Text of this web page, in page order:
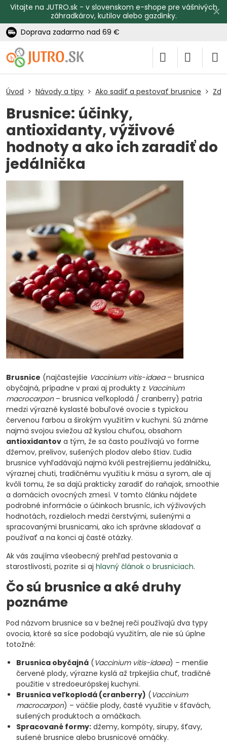
✕
Vitajte na JUTRO.sk - v slovenskom e-shope pre vášnivých
záhradkárov, kutilov alebo gazdinky.
Doprava zadarmo nad 69 €
Úvod Návody a tipy Ako sadiť a pestovať brusnice
Brusnice: účinky,
antioxidanty, výživové
hodnoty a ako ich zaradiť do
jedálnička
Brusnice (najčastejšie Vaccinium vitis-idaea– brusnica
obyčajná, prípadne v praxi aj produkty z Vaccinium
macrocarpon– brusnica veľkoplodá / cranberry) patria
medzi výrazné kyslasté bobuľové ovocie s typickou
červenou farbou a širokým využitím v kuchyni. Sú známe
najmä svojou sviežou až kyslou chuťou, obsahom
antioxidantov a tým, že sa často používajú vo forme
džemov, prelivov, sušených plodov alebo štiav. Ľudia
brusnice vyhľadávajú najmä kvôli pestrejšiemu jedálničku,
výraznej chuti, tradičnému využitiu k mäsu a syrom, ale aj
kvôli tomu, že sa dajú prakticky zaradiť do raňajok, smoothie
a domácich ovocných zmesí. V tomto článku nájdete
podrobné informácie o účinkoch brusníc, ich výživových
hodnotách, rozdieloch medzi čerstvými, sušenými a
spracovanými brusnicami, ako ich správne skladovať a
používať a na konci aj časté otázky.
Ak vás zaujíma všeobecný prehľad pestovania a
starostlivosti, pozrite si aj hlavný článok o brusniciach.
Čo sú brusnice a aké druhy
poznáme
Pod názvom brusnice sa v bežnej reči používajú dva typy
ovocia, ktoré sa síce podobajú využitím, ale nie sú úplne
totožné:
Brusnica obyčajná (Vaccinium vitis-idaea) – menšie
červené plody, výrazne kyslá až trpkejšia chuť, tradičné
použitie v stredoeurópskej kuchyni.
Brusnica veľkoplodá (cranberry) (Vaccinium
macrocarpon) – väčšie plody, časté využitie v šťavách,
sušených produktoch a omáčkach.
Spracované formy: džemy, kompóty, sirupy, šťavy,
sušené brusnice alebo brusnicové omáčky.